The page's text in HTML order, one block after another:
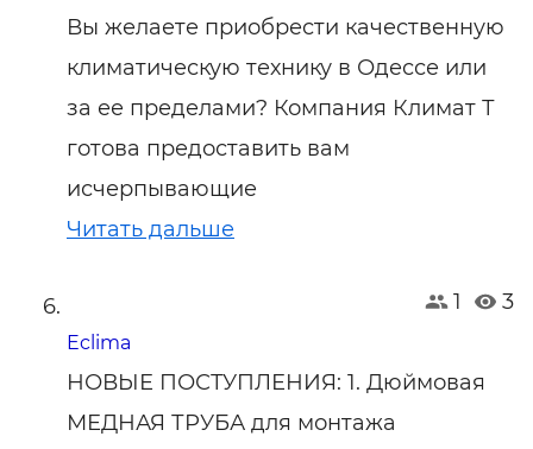
Вы желаете приобрести качественную
климатическую технику в Одессе или
за ее пределами? Компания Климат Т
готова предоставить вам
исчерпывающие
Читать дальше
1 3
Eclima
НОВЫЕ ПОСТУПЛЕНИЯ: 1. Дюймовая
МЕДНАЯ ТРУБА для монтажа